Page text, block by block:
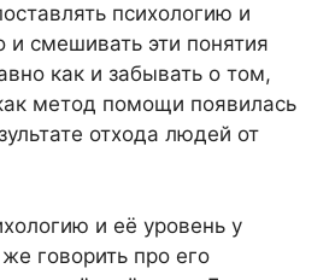
психологию и
и смешивать эти понятия
как и забывать о том,
метод помощи появилась
отхода людей от
и её уровень у
говорить про его